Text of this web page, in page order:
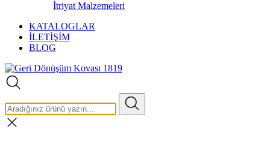
İtriyat Malzemeleri
KATALOGLAR
İLETİŞİM
BLOG